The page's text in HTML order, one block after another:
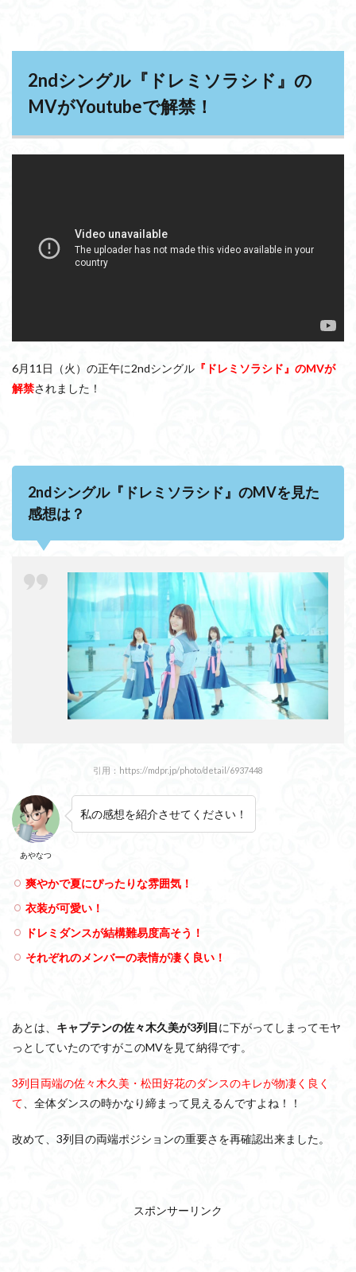
2ndシングル『ドレミソラシド』の
MVがYoutubeで解禁！
6月11日（火）の正午に2ndシングル 『ドレミソラシド』のMVが
解禁されました！
2ndシングル『ドレミソラシド』のMVを見た
感想は？
引用：https://mdpr.jp/photo/detail/6937448
あやなつ
私の感想を紹介させてください！
爽やかで夏にぴったりな雰囲気！
衣装が可愛い！
ドレミダンスが結構難易度高そう！
それぞれのメンバーの表情が凄く良い！
あとは、 キャプテンの佐々木久美が3列目に下がってしまってモヤ
っとしていたのですがこのMVを見て納得です。
3列目両端の佐々木久美・松田好花のダンスのキレが物凄く良く
て 、全体ダンスの時かなり締まって見えるんですよね！！
改めて、3列目の両端ポジションの重要さを再確認出来ました。
スポンサーリンク